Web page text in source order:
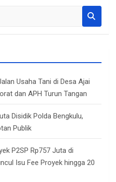
Usaha Tani di Desa Ajai
dan APH Turun Tangan
Disidik Polda Bengkulu,
Publik
P2SP Rp757 Juta di
Isu Fee Proyek hingga 20